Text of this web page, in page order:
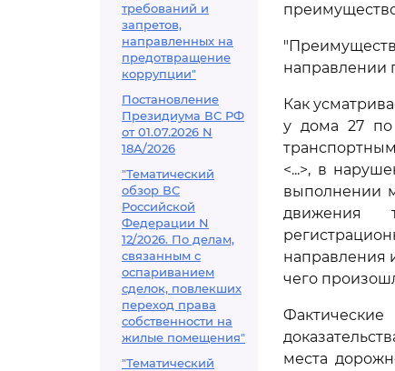
требований и
запретов,
направленных на
предотвращение
коррупции"
Постановление
Президиума ВС РФ
от 01.07.2026 N
18А/2026
"Тематический
обзор ВС
Российской
Федерации N
12/2026. По делам,
связанным с
оспариванием
сделок, повлекших
переход права
собственности на
жилые помещения"
"Тематический
направлении
Как
у дома 27 по
<...>, в
выполнении
движения
направления
чего
места